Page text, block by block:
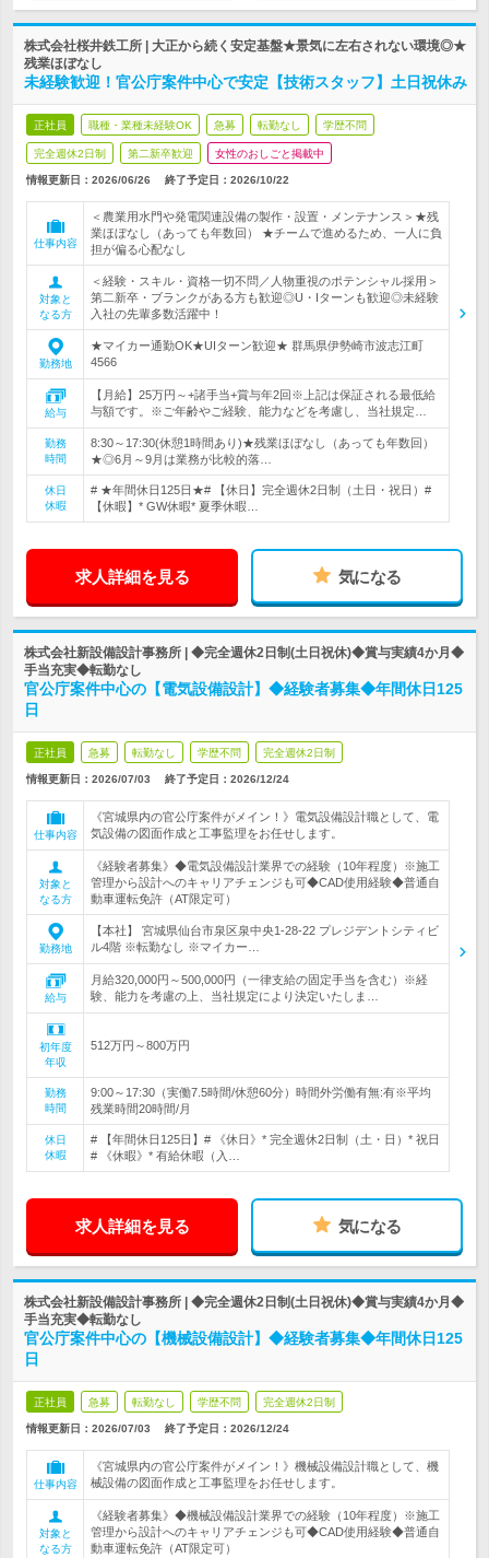
株式会社桜井鉄工所 | 大正から続く安定基盤★景気に左右されない環境◎★
残業ほぼなし
未経験歓迎！官公庁案件中心で安定【技術スタッフ】土日祝休み
正社員 職種・業種未経験OK 急募 転勤なし 学歴不問
完全週休2日制 第二新卒歓迎 女性のおしごと掲載中
情報更新日：2026/06/26 終了予定日： 2026/10/22
仕事内容
＜農業用水門や発電関連設備の製作・設置・メンテナンス＞★残
業ほぼなし（あっても年数回） ★チームで進めるため、一人に負
担が偏る心配なし
対象と
なる方
＜経験・スキル・資格一切不問／人物重視のポテンシャル採用＞
第二新卒・ブランクがある方も歓迎◎U・Iターンも歓迎◎未経験
入社の先輩多数活躍中！
勤務地
★マイカー通勤OK★UIターン歓迎★ 群馬県伊勢崎市波志江町
4566
給与
【月給】25万円～+諸手当+賞与年2回※上記は保証される最低給
与額です。※ご年齢やご経験、能力などを考慮し、当社規定…
勤務
時間
8:30～17:30(休憩1時間あり)★残業ほぼなし（あっても年数回）
★◎6月～9月は業務が比較的落…
休日
休暇
# ★年間休日125日★# 【休日】完全週休2日制（土日・祝日）#
【休暇】* GW休暇* 夏季休暇…
求人詳細を見る 気になる
株式会社新設備設計事務所 | ◆完全週休2日制(土日祝休)◆賞与実績4か月◆
手当充実◆転勤なし
官公庁案件中心の【電気設備設計】◆経験者募集◆年間休日125
日
正社員 急募 転勤なし 学歴不問 完全週休2日制
情報更新日：2026/07/03 終了予定日： 2026/12/24
仕事内容
《宮城県内の官公庁案件がメイン！》電気設備設計職として、電
気設備の図面作成と工事監理をお任せします。
対象と
なる方
《経験者募集》◆電気設備設計業界での経験（10年程度）※施工
管理から設計へのキャリアチェンジも可◆CAD使用経験◆普通自
動車運転免許（AT限定可）
勤務地
【本社】 宮城県仙台市泉区泉中央1-28-22 プレジデントシティビ
ル4階 ※転勤なし ※マイカー…
給与
月給320,000円～500,000円（一律支給の固定手当を含む）※経
験、能力を考慮の上、当社規定により決定いたしま…
初年度
年収
512万円～800万円
勤務
時間
9:00～17:30（実働7.5時間/休憩60分）時間外労働有無:有※平均
残業時間20時間/月
休日
休暇
# 【年間休日125日】# 《休日》* 完全週休2日制（土・日）* 祝日
# 《休暇》* 有給休暇（入…
求人詳細を見る 気になる
株式会社新設備設計事務所 | ◆完全週休2日制(土日祝休)◆賞与実績4か月◆
手当充実◆転勤なし
官公庁案件中心の【機械設備設計】◆経験者募集◆年間休日125
日
正社員 急募 転勤なし 学歴不問 完全週休2日制
情報更新日：2026/07/03 終了予定日： 2026/12/24
仕事内容
《宮城県内の官公庁案件がメイン！》機械設備設計職として、機
械設備の図面作成と工事監理をお任せします。
対象と
なる方
《経験者募集》◆機械設備設計業界での経験（10年程度）※施工
管理から設計へのキャリアチェンジも可◆CAD使用経験◆普通自
動車運転免許（AT限定可）